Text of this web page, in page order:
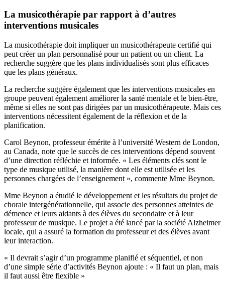
La musicothérapie par rapport à d’autres
interventions musicales
La musicothérapie doit impliquer un musicothérapeute certifié qui
peut créer un plan personnalisé pour un patient ou un client. La
recherche suggère que les plans individualisés sont plus efficaces
que les plans généraux.
La recherche suggère également que les interventions musicales en
groupe peuvent également améliorer la santé mentale et le bien-être,
même si elles ne sont pas dirigées par un musicothérapeute. Mais ces
interventions nécessitent également de la réflexion et de la
planification.
Carol Beynon, professeur émérite à l’université Western de London,
au Canada, note que le succès de ces interventions dépend souvent
d’une direction réfléchie et informée. « Les éléments clés sont le
type de musique utilisé, la manière dont elle est utilisée et les
personnes chargées de l’enseignement », commente Mme Beynon.
Mme Beynon a étudié le développement et les résultats du projet de
chorale intergénérationnelle, qui associe des personnes atteintes de
démence et leurs aidants à des élèves du secondaire et à leur
professeur de musique. Le projet a été lancé par la société Alzheimer
locale, qui a assuré la formation du professeur et des élèves avant
leur interaction.
« Il devrait s’agir d’un programme planifié et séquentiel, et non
d’une simple série d’activités Beynon ajoute : « Il faut un plan, mais
il faut aussi être flexible »